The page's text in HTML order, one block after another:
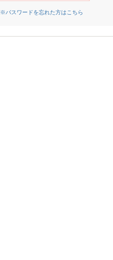
※パスワードを忘れた方はこちら